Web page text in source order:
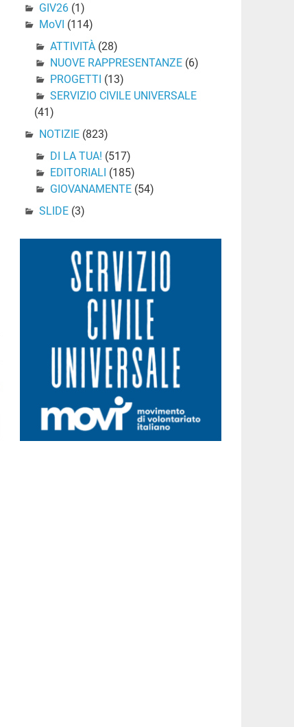
GIV26(1)
MoVI (114)
ATTIVITÀ(28)
NUOVE RAPPRESENTANZE(6)
PROGETTI (13)
SERVIZIO CIVILE UNIVERSALE
(41)
NOTIZIE(823)
DI LA TUA! (517)
EDITORIALI (185)
GIOVANAMENTE(54)
SLIDE(3)